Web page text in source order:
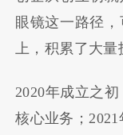
眼镜这一路径
上，积累了大量
2020年成立之
核心业务；